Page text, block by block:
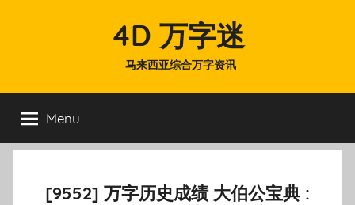
4D 万字迷
马来西亚综合万字资讯
Menu
[9552] 万字历史成绩 大伯公宝典 :